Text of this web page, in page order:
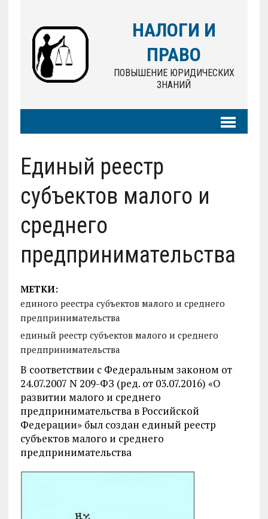
НАЛОГИ И
ПРАВО
ПОВЫШЕНИЕ ЮРИДИЧЕСКИХ
ЗНАНИЙ
Единый реестр
субъектов малого и
среднего
предпринимательства
МЕТКИ:
единого реестра субъектов малого и среднего
предпринимательства
единый реестр субъектов малого и среднего
предпринимательства
В соответствии с Федеральным законом от
24.07.2007 N 209-ФЗ (ред. от 03.07.2016) «О
развитии малого и среднего
предпринимательства в Российской
Федерации» был создан единый реестр
субъектов малого и среднего
предпринимательства